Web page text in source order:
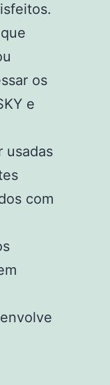
os
e
usadas
com